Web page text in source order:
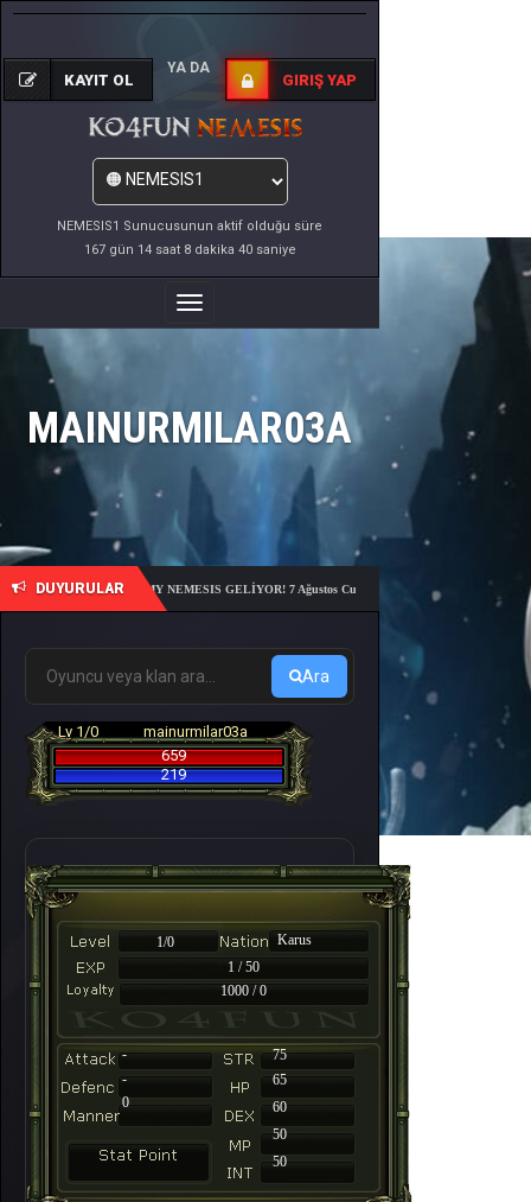
NEMESIS1 Sunucusunun aktif olduğu süre
167 gün 14 saat 8 dakika 40 saniye
KAYIT OL
YA DA
GIRIŞ YAP
Menüyü
Değiştir
MAINURMILAR03A
DUYURULAR
🎓 6. ACADEMY NEMESIS GELİYOR! 7 Ağustos Cuma 21:00'da sunucu açılıyor – 10
Ara
Lv 1/0
mainurmilar03a
659
219
1/0
Karus
1 / 50
1000 / 0
-
75
-
65
60
50
50
0